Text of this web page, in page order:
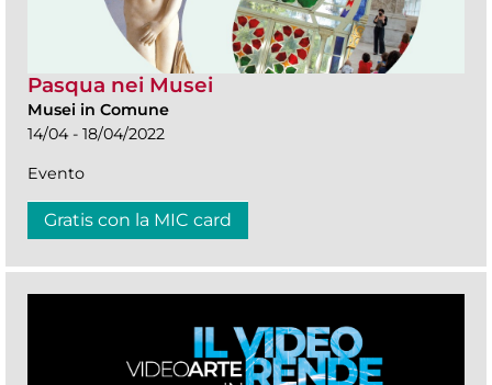
Pasqua nei Musei
Musei in Comune
14/04 - 18/04/2022
Evento
Gratis con la MIC card